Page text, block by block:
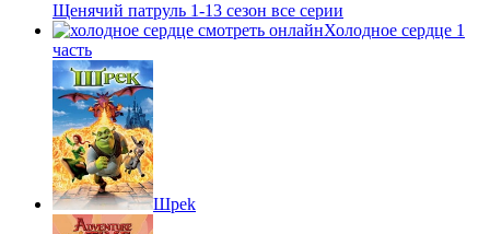
Щенячий патруль 1-13 сезон все серии
Холодное сердце 1
часть
Шpek